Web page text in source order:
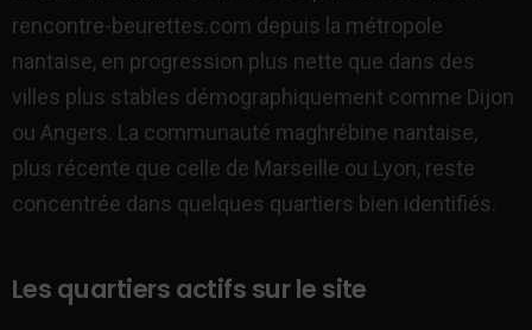
rencontre-beurettes.com depuis la métropole
nantaise, en progression plus nette que dans des
villes plus stables démographiquement comme Dijon
ou Angers. La communauté maghrébine nantaise,
plus récente que celle de Marseille ou Lyon, reste
concentrée dans quelques quartiers bien identifiés.
Les quartiers actifs sur le site